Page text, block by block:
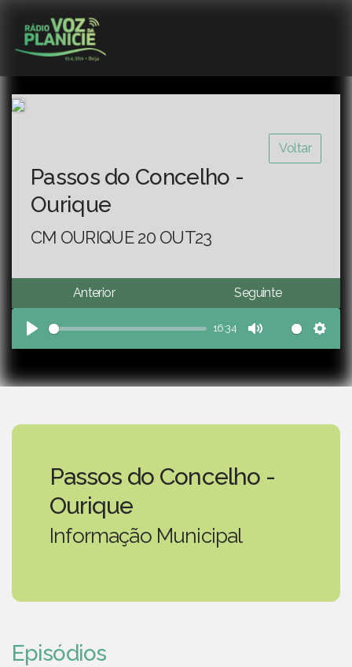
Voltar
Passos do Concelho -
Ourique
CM OURIQUE 20 OUT23
Anterior Seguinte
Play
16:34
Mute
Passos do Concelho -
Ourique
Informação Municipal
Episódios